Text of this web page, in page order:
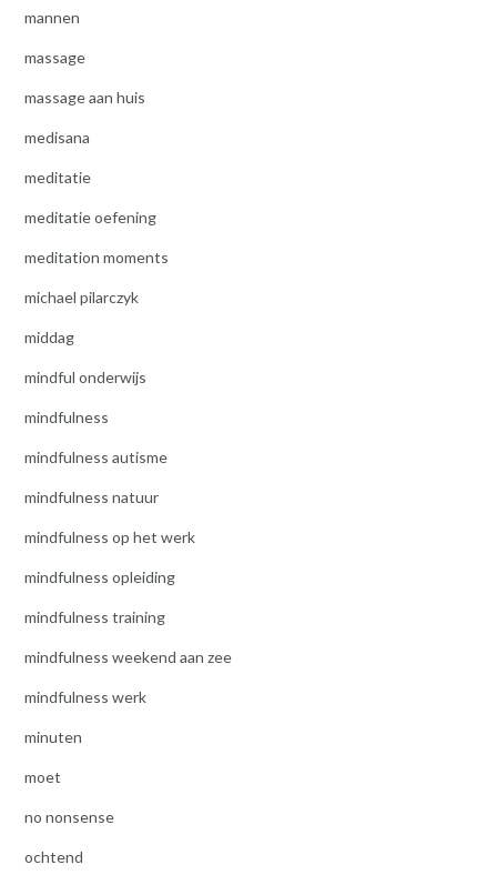
mannen
massage
massage aan huis
medisana
meditatie
meditatie oefening
meditation moments
michael pilarczyk
middag
mindful onderwijs
mindfulness
mindfulness autisme
mindfulness natuur
mindfulness op het werk
mindfulness opleiding
mindfulness training
mindfulness weekend aan zee
mindfulness werk
minuten
moet
no nonsense
ochtend